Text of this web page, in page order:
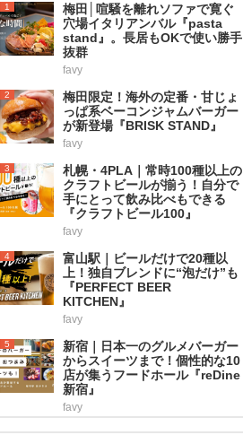
1
梅田│喧騒を離れソファで寛ぐ
穴場イタリアンバル『pasta
stand』。長居もOKで使い勝手
抜群
favy
2
梅田限定！海外の定番・甘じょ
っぱ系ベーコンジャムバーガー
が新登場『BRISK STAND』
favy
3
札幌・4PLA｜常時100種以上の
クラフトビールが揃う！自分で
手にとって飲み比べもできる
『クラフトビール100』
favy
4
富山駅｜ビールだけで20種以
上！独自ブレンドに“泡だけ”も
『PERFECT BEER
KITCHEN』
favy
5
新宿｜日本一のグルメバーガー
からスイーツまで！個性的な10
店が集うフードホール『reDine
新宿』
favy